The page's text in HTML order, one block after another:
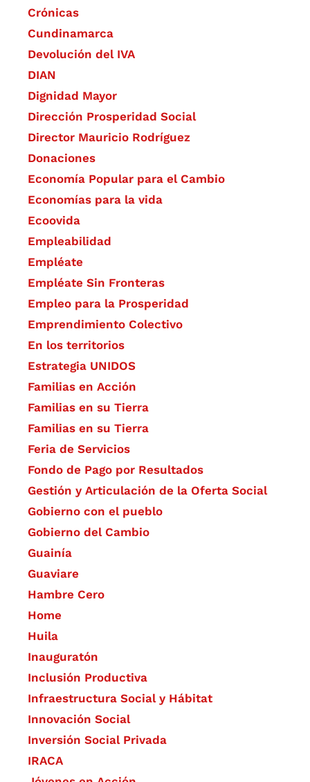
Crónicas
Cundinamarca
Devolución del IVA
DIAN
Dignidad Mayor
Dirección Prosperidad Social
Director Mauricio Rodríguez
Donaciones
Economía Popular para el Cambio
Economías para la vida
Ecoovida
Empleabilidad
Empléate
Empléate Sin Fronteras
Empleo para la Prosperidad
Emprendimiento Colectivo
En los territorios
Estrategia UNIDOS
Familias en Acción
Familias en su Tierra
Familias en su Tierra
Feria de Servicios
Fondo de Pago por Resultados
Gestión y Articulación de la Oferta Social
Gobierno con el pueblo
Gobierno del Cambio
Guainía
Guaviare
Hambre Cero
Home
Huila
Inauguratón
Inclusión Productiva
Infraestructura Social y Hábitat
​Innovación Social
Inversión Social Privada
IRACA